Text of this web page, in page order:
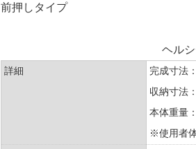
前押しタイプ
ヘル
詳細
完成寸法
収納寸法
本体重量
※使用者